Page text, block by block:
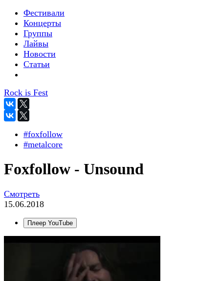
Фестивали
Концерты
Группы
Лайвы
Новости
Статьи
Rock is Fest
#foxfollow
#metalcore
Foxfollow - Unsound
Смотреть
15.06.2018
Плеер YouTube